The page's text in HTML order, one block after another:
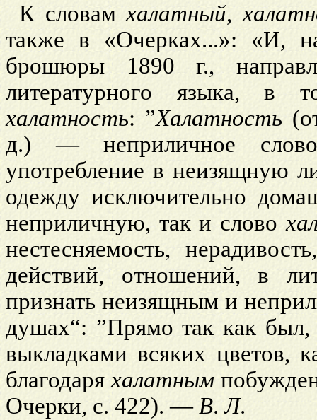
К словамхалатный,
также в «Очерках...»: «И,
брошюры 1890 г.,
литературного языка, в
халатность: ”Халатность
д.) — неприличное
употребление в неизящную
одежду исключительно
неприличную, так и слово
нестесняемость,
действий, отношений, в
признать неизящным и
душах“: ”Прямо так как
выкладками всяких цветов,
благодаряхалатным
Очерки, с. 422). —В.Л.